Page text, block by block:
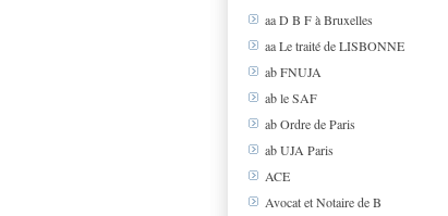
aa D B F à Bruxelles
aa Le traité de LISBONNE
ab FNUJA
ab le SAF
ab Ordre de Paris
ab UJA Paris
ACE
Avocat et Notaire de B